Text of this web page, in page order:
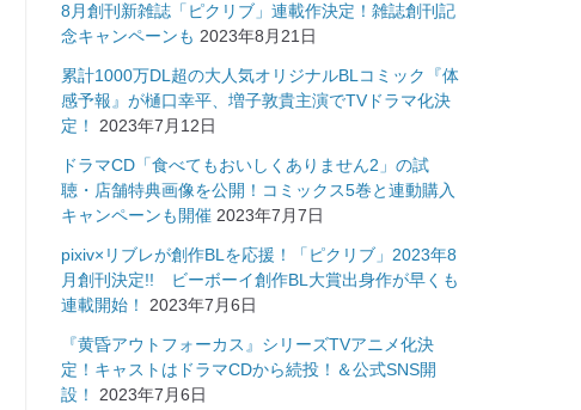
8月創刊新雑誌「ピクリブ」連載作決定！雑誌創刊記
念キャンペーンも 2023年8月21日
累計1000万DL超の大人気オリジナルBLコミック『体
感予報』が樋口幸平、増子敦貴主演でTVドラマ化決
定！
2023年7月12日
ドラマCD「食べてもおいしくありません2」の試
聴・店舗特典画像を公開！コミックス5巻と連動購入
キャンペーンも開催 2023年7月7日
pixiv×リブレが創作BLを応援！「ピクリブ」2023年8
月創刊決定!! ビーボーイ創作BL大賞出身作が早くも
連載開始！
2023年7月6日
『黄昏アウトフォーカス』シリーズTVアニメ化決
定！キャストはドラマCDから続投！＆公式SNS開
設！
2023年7月6日